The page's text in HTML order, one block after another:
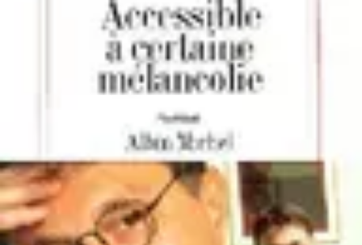
Shopping Accessible
Compréhension de l'accessibilité AccessibilitéGuides pratiques
Mode Accessible
Shopping Accessible